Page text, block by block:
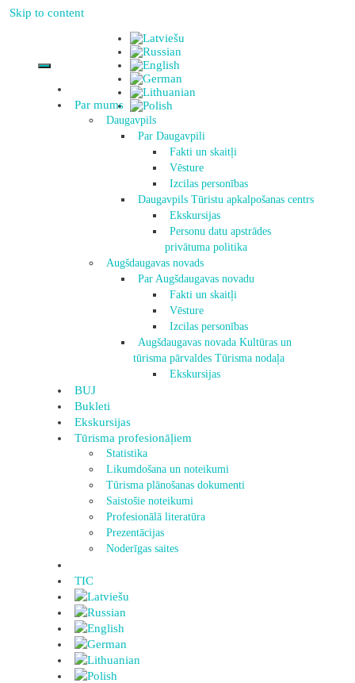
Skip to content
Par mums
Daugavpils
Par Daugavpili
Fakti un skaitļi
Vēsture
Izcilas personības
Daugavpils Tūristu apkalpošanas centrs
Ekskursijas
Personu datu apstrādes
privātuma politika
Augšdaugavas novads
Par Augšdaugavas novadu
Fakti un skaitļi
Vēsture
Izcilas personības
Augšdaugavas novada Kultūras un
tūrisma pārvaldes Tūrisma nodaļa
Ekskursijas
BUJ
Bukleti
Ekskursijas
Tūrisma profesionāļiem
Statistika
Likumdošana un noteikumi
Tūrisma plānošanas dokumenti
Saistošie noteikumi
Profesionālā literatūra
Prezentācijas
Noderīgas saites
TIC